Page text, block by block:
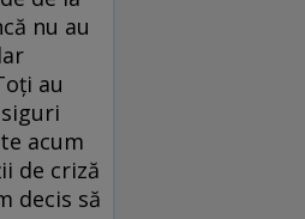
nu au
au
acum
de criză
decis să